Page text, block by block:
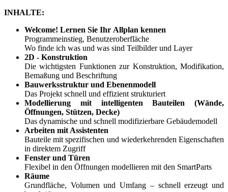
INHALTE:
Welcome! Lernen Sie Ihr Allplan kennen
Programmeinstieg, Benutzeroberfläche
Wo finde ich was und was sind Teilbilder und Layer
2D - Konstruktion
Die wichtigsten Funktionen zur Konstruktion, Modifikation,
Bemaßung und Beschriftung
Bauwerksstruktur und Ebenenmodell
Das Projekt schnell und effizient strukturiert
Modellierung
mit intelligenten Bauteilen (Wände,
Öffnungen, Stützen, Decke)
Das dynamische und schnell modifizierbare Gebäudemodell
Arbeiten mit Assistenten
Bauteile mit spezifischen und wiederkehrenden Eigenschaften
in direktem Zugriff
Fenster und Türen
Flexibel in den Öffnungen modellieren mit den SmartParts
Räume
Grundfläche, Volumen und Umfang – schnell erzeugt und